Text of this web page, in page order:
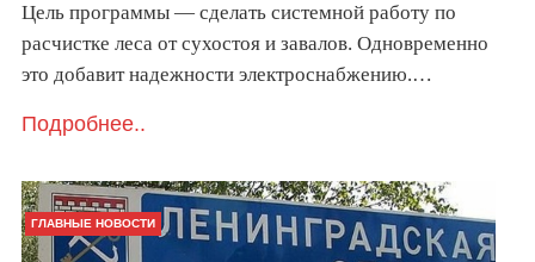
Цель программы — сделать системной работу по
расчистке леса от сухостоя и завалов. Одновременно
это добавит надежности электроснабжению.…
Подробнее..
ГЛАВНЫЕ НОВОСТИ